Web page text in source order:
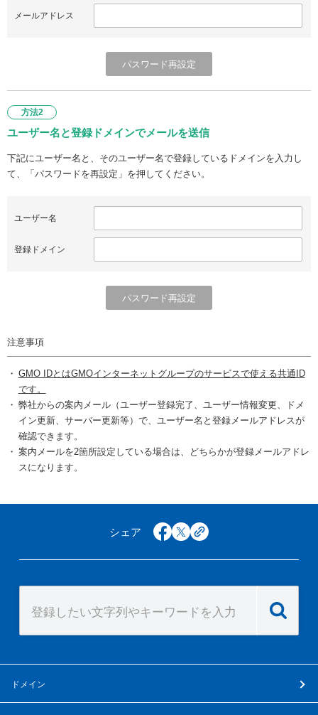
メールアドレス
方法2
ユーザー名と登録ドメインでメールを送信
下記にユーザー名と、そのユーザー名で登録しているドメインを入力し
て、「パスワードを再設定」を押してください。
ユーザー名
登録ドメイン
注意事項
GMO IDとはGMOインターネットグループのサービスで使える共通ID
です。
弊社からの案内メール（ユーザー登録完了、ユーザー情報変更、ドメ
イン更新、サーバー更新等）で、ユーザー名と登録メールアドレスが
確認できます。
案内メールを2箇所設定している場合は、どちらかが登録メールアドレ
スになります。
シェア facebook
x copy
ドメイン